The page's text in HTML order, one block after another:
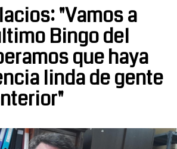
"Vamos a
Bingo del
que haya
linda de gente